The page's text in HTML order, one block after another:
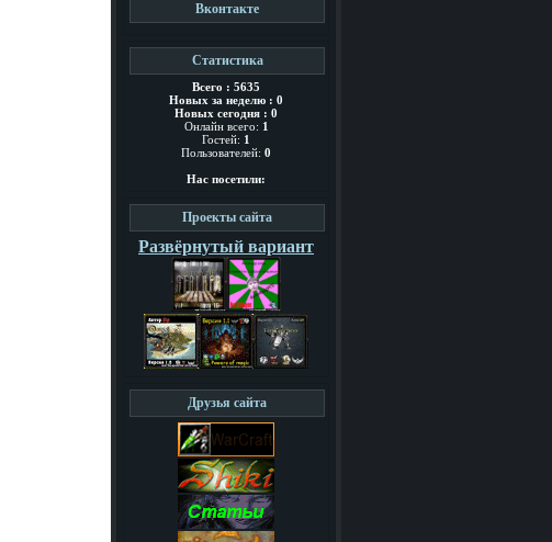
Вконтакте
Статистика
Всего : 5635
Новых за неделю : 0
Новых сегодня : 0
Онлайн всего: 1
Гостей: 1
Пользователей: 0
Нас посетили:
Проекты сайта
Развёрнутый вариант
Друзья сайта